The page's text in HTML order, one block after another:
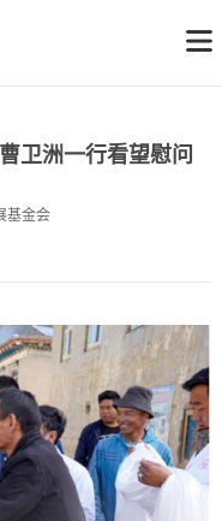
卫洲一行看望慰问
基金会